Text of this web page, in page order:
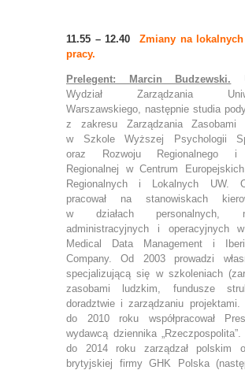
11.55 – 12.40 Zmiany na
pracy.
Prelegent: Marcin Budzewski.
Wydział Zarządzania
Warszawskiego, następnie studia
z zakresu Zarządzania Zasobami
w Szkole Wyższej Psychologii
oraz Rozwoju Regionalnego i
Regionalnej w Centrum
Regionalnych i Lokalnych UW.
pracował na stanowiskach
w działach personalnych,
administracyjnych i operacyjnych
Medical Data Management i
Company.Od 2003 prowadzi
specjalizującą się w szkoleniach
zasobami ludzkim, fundusze
doradztwie i zarządzaniu projektami.
do 2010 roku współpracował
wydawcą dziennika „Rzeczpospolita”.
do 2014 roku zarządzał polskim
brytyjskiej firmy GHK Polska